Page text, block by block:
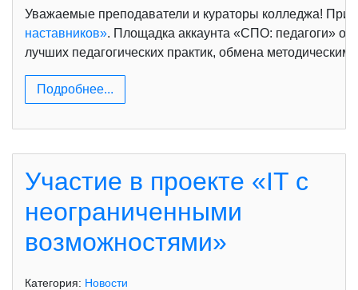
Уважаемые преподаватели и кураторы колледжа!
наставников». Площадка аккаунта «СПО: педагоги»
лучших педагогических практик, обмена
Подробнее...
Участие в проекте «IT с
неограниченными
возможностями»
Категория: Новости